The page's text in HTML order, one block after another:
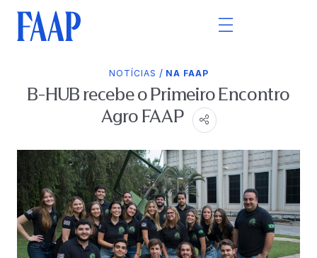
NOTÍCIAS / NA FAAP
B-HUB recebe o Primeiro Encontro
Agro FAAP